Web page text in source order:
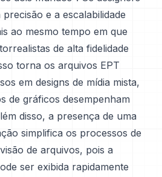
e a escalabilidade
ao mesmo tempo em que
de alta fidelidade
torna os arquivos EPT
em designs de mídia mista,
de gráficos desempenham
disso, a presença de uma
simplifica os processos de
de arquivos, pois a
ser exibida rapidamente